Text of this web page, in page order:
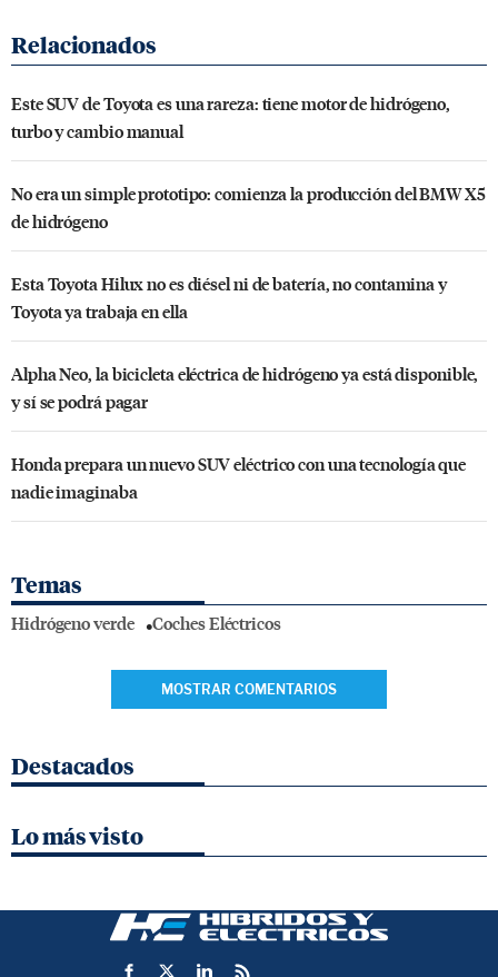
Este SUV de Toyota es una rareza: tiene motor de hidrógeno,
turbo y cambio manual
No era un simple prototipo: comienza la producción del BMW X5
de hidrógeno
Esta Toyota Hilux no es diésel ni de batería, no contamina y
Toyota ya trabaja en ella
Alpha Neo, la bicicleta eléctrica de hidrógeno ya está disponible,
y sí se podrá pagar
Honda prepara un nuevo SUV eléctrico con una tecnología que
nadie imaginaba
Temas
Hidrógeno verde Coches Eléctricos
MOSTRAR COMENTARIOS
Destacados
Lo más visto